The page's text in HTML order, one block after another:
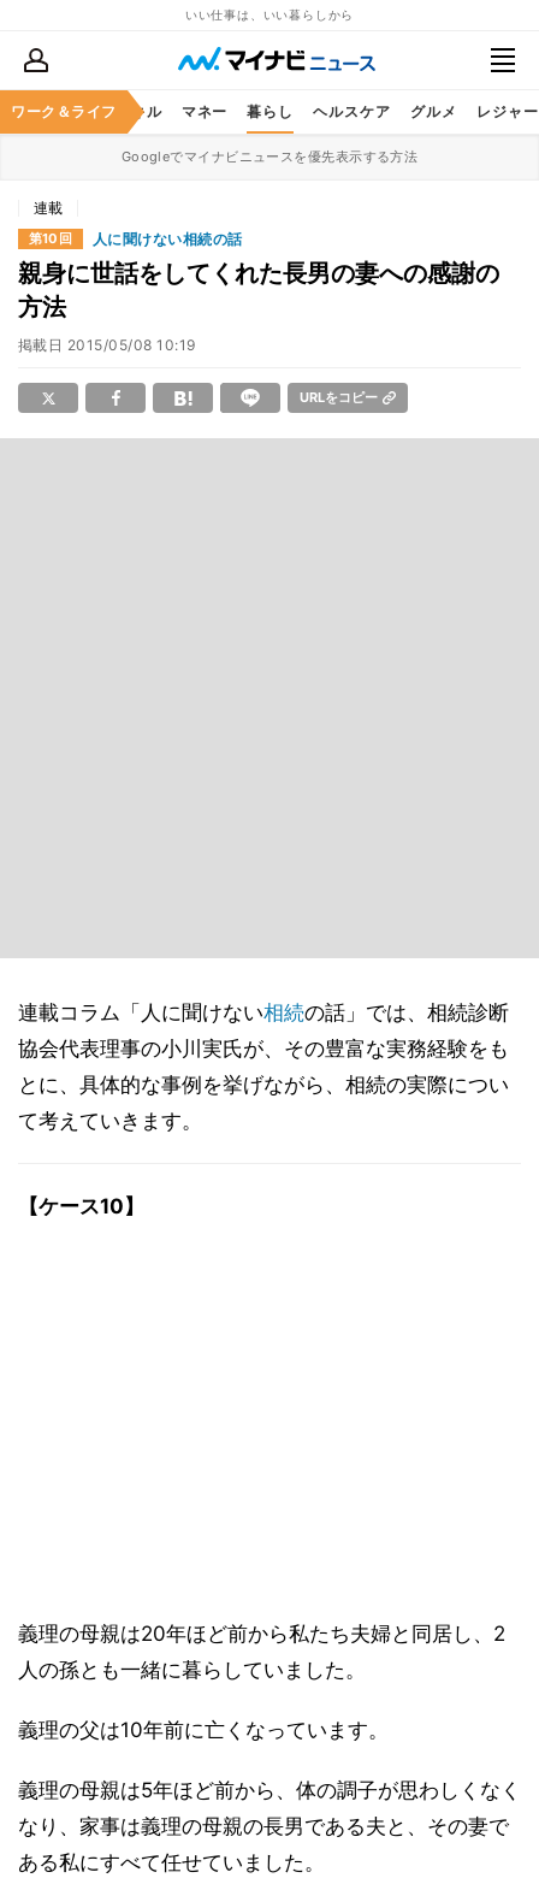
いい仕事は、いい暮らしから
ワーク＆ライフ
ア ビジネススキル マネー 暮らし ヘルスケア グルメ レジャー
Googleでマイナビニュースを優先表示する方法
連載
第10回 人に聞けない相続の話
親身に世話をしてくれた長男の妻への感謝の
方法
掲載日 2015/05/08 10:19
URLをコピー
連載コラム「人に聞けない相続の話」では、相続診断
協会代表理事の小川実氏が、その豊富な実務経験をも
とに、具体的な事例を挙げながら、相続の実際につい
て考えていきます。
【ケース10】
義理の母親は20年ほど前から私たち夫婦と同居し、2
人の孫とも一緒に暮らしていました。
義理の父は10年前に亡くなっています。
義理の母親は5年ほど前から、体の調子が思わしくなく
なり、家事は義理の母親の長男である夫と、その妻で
ある私にすべて任せていました。